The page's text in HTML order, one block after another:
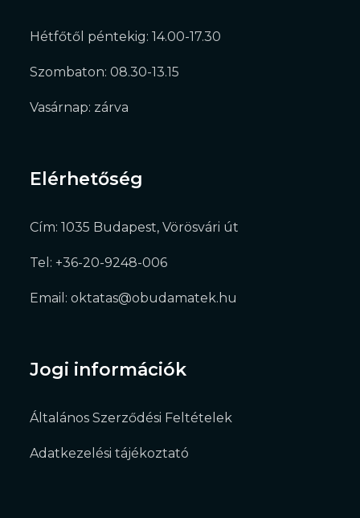
Hétfőtől péntekig: 14.00-17.30
Szombaton: 08.30-13.15
Vasárnap: zárva
Elérhetőség
Cím: 1035 Budapest, Vörösvári út
Tel: +36-20-9248-006
Email: oktatas@obudamatek.hu
Jogi információk
Általános Szerződési Feltételek
Adatkezelési tájékoztató